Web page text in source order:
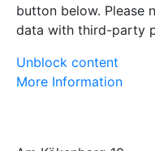
button below. Please
data with third-party
Unblock content
More Information